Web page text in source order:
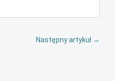
Następny artykuł →